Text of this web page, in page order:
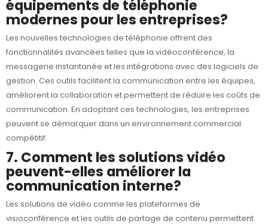
équipements de téléphonie
modernes pour les entreprises?
Les nouvelles technologies de téléphonie offrent des
fonctionnalités avancées telles que la vidéoconférence, la
messagerie instantanée et les intégrations avec des logiciels de
gestion. Ces outils facilitent la communication entre les équipes,
améliorent la collaboration et permettent de réduire les coûts de
communication. En adoptant ces technologies, les entreprises
peuvent se démarquer dans un environnement commercial
compétitif.
7. Comment les solutions vidéo
peuvent-elles améliorer la
communication interne?
Les solutions de vidéo comme les plateformes de
visioconférence et les outils de partage de contenu permettent